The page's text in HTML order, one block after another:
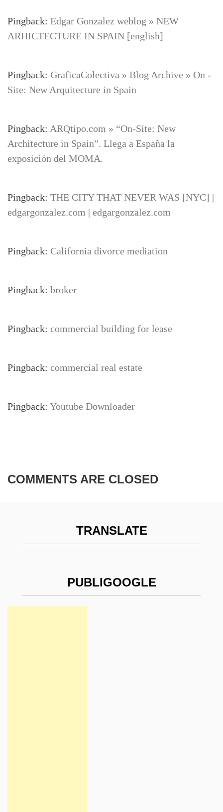
Pingback: Edgar Gonzalez weblog » NEW
ARHICTECTURE IN SPAIN [english]
Pingback: GraficaColectiva » Blog Archive » On -
Site: New Arquitecture in Spain
Pingback: ARQtipo.com » “On-Site: New
Architecture in Spain”. Llega a España la
exposición del MOMA.
Pingback: THE CITY THAT NEVER WAS [NYC] |
edgargonzalez.com | edgargonzalez.com
Pingback: California divorce mediation
Pingback: broker
Pingback: commercial building for lease
Pingback: commercial real estate
Pingback: Youtube Downloader
COMMENTS ARE CLOSED
TRANSLATE
PUBLIGOOGLE